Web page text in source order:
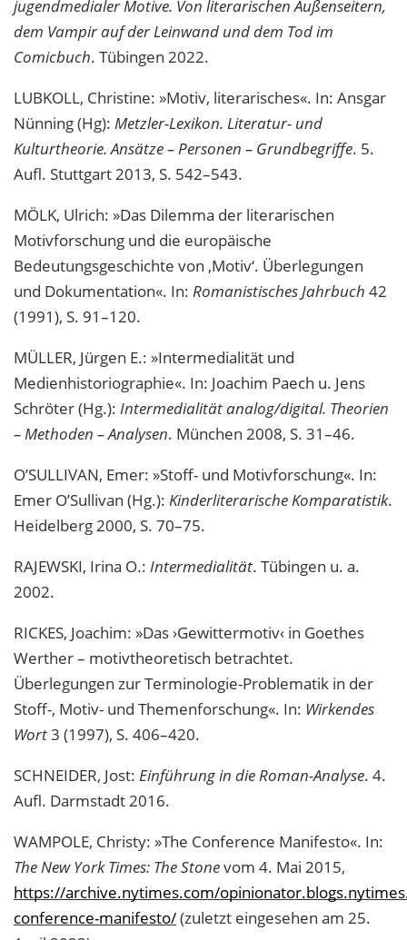
jugendmedialer Motive. Von literarischen Außenseitern,
dem Vampir auf der Leinwand und dem Tod im
Comicbuch. Tübingen 2022.
LUBKOLL, Christine: »Motiv, literarisches«. In: Ansgar
Nünning (Hg): Metzler-Lexikon. Literatur- und
Kulturtheorie. Ansätze – Personen – Grundbegriffe. 5.
Aufl. Stuttgart 2013, S. 542–543.
MÖLK, Ulrich: »Das Dilemma der literarischen
Motivforschung und die europäische
Bedeutungsgeschichte von ‚Motiv‘. Überlegungen
und Dokumentation«. In: Romanistisches Jahrbuch 42
(1991), S. 91–120.
MÜLLER, Jürgen E.: »Intermedialität und
Medienhistoriographie«. In: Joachim Paech u. Jens
Schröter (Hg.): Intermedialität analog/digital. Theorien
– Methoden – Analysen. München 2008, S. 31–46.
O’SULLIVAN, Emer: »Stoff- und Motivforschung«. In:
Emer O’Sullivan (Hg.): Kinderliterarische Komparatistik.
Heidelberg 2000, S. 70–75.
RAJEWSKI, Irina O.: Intermedialität. Tübingen u. a.
2002.
RICKES, Joachim: »Das ›Gewittermotiv‹ in Goethes
Werther – motivtheoretisch betrachtet.
Überlegungen zur Terminologie-Problematik in der
Stoff-, Motiv- und Themenforschung«. In: Wirkendes
Wort3 (1997), S. 406–420.
SCHNEIDER, Jost: Einführung in die Roman-Analyse. 4.
Aufl. Darmstadt 2016.
WAMPOLE, Christy: »The Conference Manifesto«. In:
The New York Times: The Stonevom 4. Mai 2015,
https://archive.nytimes.com/
conference-manifesto/(zuletzt eingesehen am 25.